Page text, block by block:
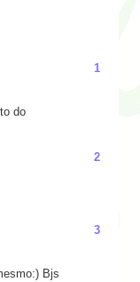
1
do
2
3
Bjs